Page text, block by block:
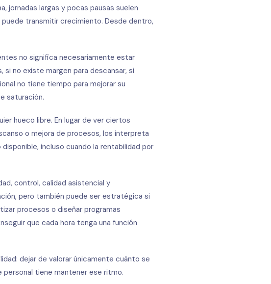
jornadas largas y pocas pausas suelen
transmitir crecimiento. Desde dentro,
no significa necesariamente estar
no existe margen para descansar, si
no tiene tiempo para mejorar su
saturación.
hueco libre. En lugar de ver ciertos
o mejora de procesos, los interpreta
incluso cuando la rentabilidad por
control, calidad asistencial y
pero también puede ser estratégica si
procesos o diseñar programas
que cada hora tenga una función
dejar de valorar únicamente cuánto se
personal tiene mantener ese ritmo.